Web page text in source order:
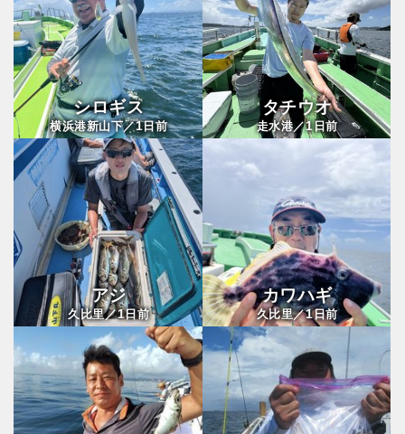
シロギス
横浜港新山下／1日前
タチウオ
走水港／1日前
アジ
久比里／1日前
カワハギ
久比里／1日前